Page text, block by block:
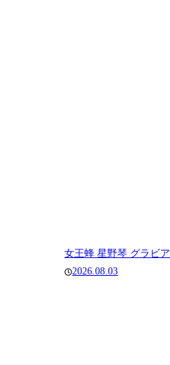
女王蜂 星野琴 グラビア
2026.08.03